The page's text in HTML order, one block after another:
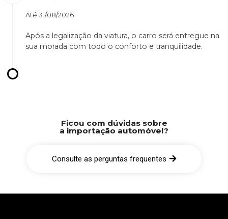
Até 31/08/2026
Após a legalização da viatura, o carro será entregue na
sua morada com todo o conforto e tranquilidade.
Ficou com dúvidas sobre
a importação automóvel?
Consulte as perguntas frequentes